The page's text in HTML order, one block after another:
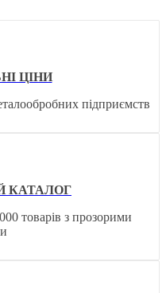
ЦІНИ
підприємств
КАТАЛОГ
товарів з прозорими